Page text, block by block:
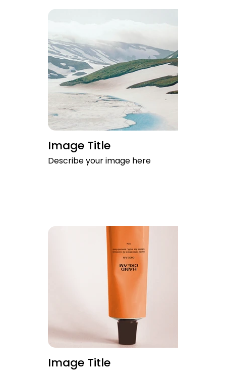
Image Title
Describe your image here
Image Title